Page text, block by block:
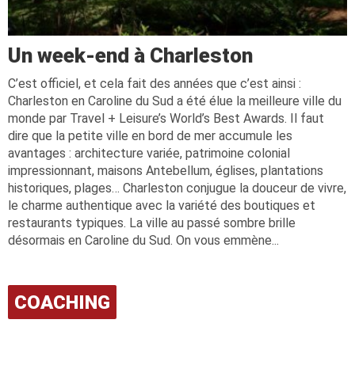
Un week-end à Charleston
C’est officiel, et cela fait des années que c’est ainsi :
Charleston en Caroline du Sud a été élue la meilleure ville du
monde par Travel + Leisure’s World’s Best Awards. Il faut
dire que la petite ville en bord de mer accumule les
avantages : architecture variée, patrimoine colonial
impressionnant, maisons Antebellum, églises, plantations
historiques, plages… Charleston conjugue la douceur de vivre,
le charme authentique avec la variété des boutiques et
restaurants typiques. La ville au passé sombre brille
désormais en Caroline du Sud. On vous emmène...
COACHING